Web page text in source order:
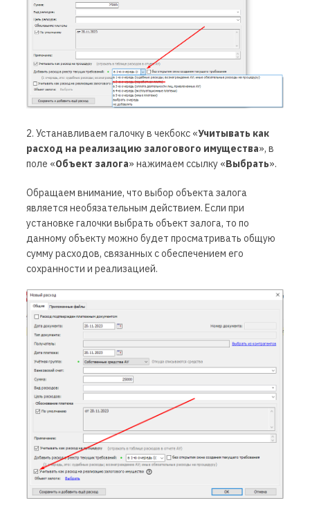
2. Устанавливаем галочку в чекбокс «Учитывать как
расход на реализацию залогового имущества», в
поле «Объект залога» нажимаем ссылку «Выбрать».
Обращаем внимание, что выбор объекта залога
является необязательным действием. Если при
установке галочки выбрать объект залога, то по
данному объекту можно будет просматривать общую
сумму расходов, связанных с обеспечением его
сохранности и реализацией.